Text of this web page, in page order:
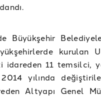
Büyükşehir
kurulan
idareden 11 temsilci,
yılında
Altyapı Genel